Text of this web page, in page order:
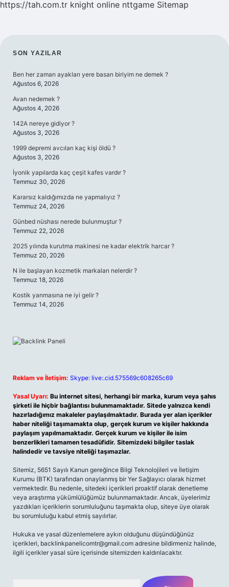
Olmalıdır
https://tah.com.tr knight online nttgame Sitemap
SIDEBAR
SON YAZILAR
Ben her zaman ayakları yere basan biriyim ne demek ?
Ağustos 6, 2026
Avan nedemek ?
Ağustos 4, 2026
142A nereye gidiyor ?
Ağustos 3, 2026
1999 depremi avcıları kaç kişi öldü ?
Ağustos 3, 2026
İyonik yapılarda kaç çeşit kafes vardır ?
Temmuz 30, 2026
Kararsız kaldığımızda ne yapmalıyız ?
Temmuz 24, 2026
Günbed nüshası nerede bulunmuştur ?
Temmuz 22, 2026
2025 yılında kurutma makinesi ne kadar elektrik harcar ?
Temmuz 20, 2026
N ile başlayan kozmetik markaları nelerdir ?
Temmuz 18, 2026
Kostik yanmasına ne iyi gelir ?
Temmuz 14, 2026
Reklam ve İletişim: Skype: live:.cid.575569c608265c69
Yasal Uyarı: Bu internet sitesi, herhangi bir marka, kurum veya şahıs
şirketi ile hiçbir bağlantısı bulunmamaktadır. Sitede yalnızca kendi
hazırladığımız makaleler paylaşılmaktadır. Burada yer alan içerikler
haber niteliği taşımamakta olup, gerçek kurum ve kişiler hakkında
paylaşım yapılmamaktadır. Gerçek kurum ve kişiler ile isim
benzerlikleri tamamen tesadüfidir. Sitemizdeki bilgiler taslak
halindedir ve tavsiye niteliği taşımazlar.
Sitemiz, 5651 Sayılı Kanun gereğince Bilgi Teknolojileri ve İletişim
Kurumu (BTK) tarafından onaylanmış bir Yer Sağlayıcı olarak hizmet
vermektedir. Bu nedenle, sitedeki içerikleri proaktif olarak denetleme
veya araştırma yükümlülüğümüz bulunmamaktadır. Ancak, üyelerimiz
yazdıkları içeriklerin sorumluluğunu taşımakta olup, siteye üye olarak
bu sorumluluğu kabul etmiş sayılırlar.
Hukuka ve yasal düzenlemelere aykırı olduğunu düşündüğünüz
içerikleri, backlinkpanelicomtr@gmail.com adresine bildirmeniz halinde,
ilgili içerikler yasal süre içerisinde sitemizden kaldırılacaktır.